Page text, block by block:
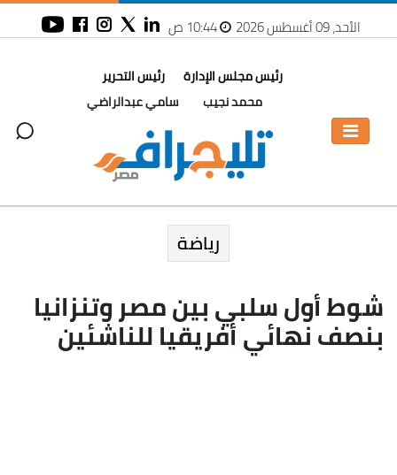
الأحد، 09 أغسطس 2026 10:44 ص
رئيس مجلس الإدارة
محمد نجيب
رئيس التحرير
سامي عبدالراضي
رياضة
شوط أول سلبي بين مصر وتنزانيا
بنصف نهائي أفريقيا للناشئين